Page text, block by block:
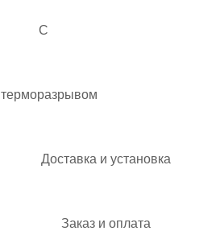
С
терморазрывом
Доставка и установка
Заказ и оплата